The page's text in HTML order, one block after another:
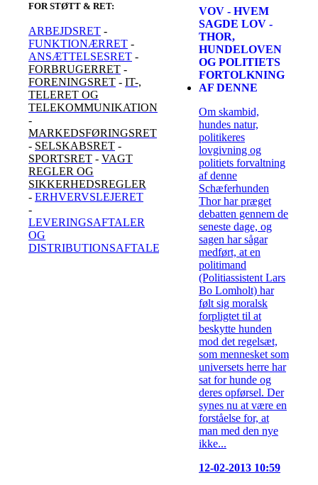
FOR STØTT & RET:
ARBEJDSRET -
FUNKTIONÆRRET -
ANSÆTTELSESRET -
FORBRUGERRET -
FORENINGSRET - IT-,
TELERET OG
TELEKOMMUNIKATION
-
MARKEDSFØRINGSRET
- SELSKABSRET -
SPORTSRET - VAGT
REGLER OG
SIKKERHEDSREGLER
- ERHVERVSLEJERET
-
LEVERINGSAFTALER
OG
DISTRIBUTIONSAFTALER
VOV - HVEM
SAGDE LOV -
THOR,
HUNDELOVEN
OG POLITIETS
FORTOLKNING
AF DENNE
Om skambid,
hundes natur,
politikeres
lovgivning og
politiets forvaltning
af denne
Schæferhunden
Thor har præget
debatten gennem de
seneste dage, og
sagen har sågar
medført, at en
politimand
(Politiassistent Lars
Bo Lomholt) har
følt sig moralsk
forpligtet til at
beskytte hunden
mod det regelsæt,
som mennesket som
universets herre har
sat for hunde og
deres opførsel. Der
synes nu at være en
forståelse for, at
man med den nye
ikke...
12-02-2013 10:59